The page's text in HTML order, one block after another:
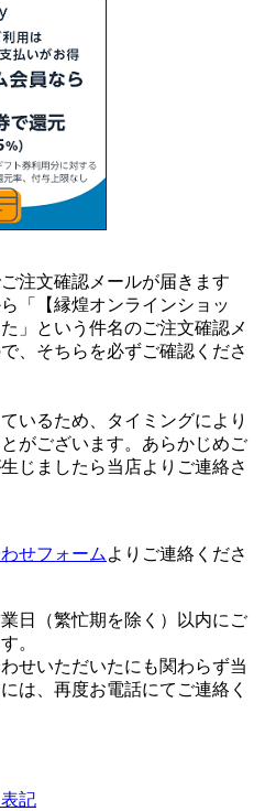
注文確認メールが届きます
「【縁煌オンラインショッ
」という件名のご注文確認メ
、そちらを必ずご確認くださ
いるため、タイミングにより
がございます。あらかじめご
じましたら当店よりご連絡さ
せフォームよりご連絡くださ
日（繁忙期を除く）以内にご
。
せいただいたにも関わらず当
は、再度お電話にてご連絡く
記